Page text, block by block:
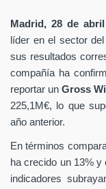
Madrid, 28 de
líder en el sector
sus resultados
compañía ha
reportar unGross
225,1M€, lo que
año anterior.
En términos
ha crecido un 13% y
indicadores